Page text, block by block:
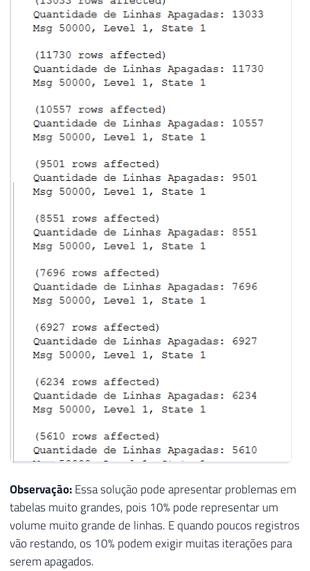
Observação:Essa solução pode apresentar problemas em
tabelas muito grandes, pois 10% pode representar um
volume muito grande de linhas. E quando poucos registros
vão restando, os 10% podem exigir muitas iterações para
serem apagados.